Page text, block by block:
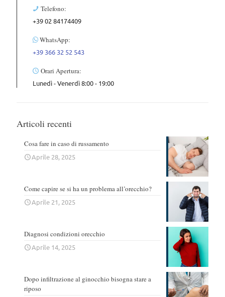
Telefono:
+39 02 84174409
WhatsApp:
+39 366 32 52 543
Orari Apertura:
Lunedì - Venerdì 8:00 - 19:00
Articoli recenti
Cosa fare in caso di russamento
Aprile 28, 2025
Come capire se si ha un problema all’orecchio?
Aprile 21, 2025
Diagnosi condizioni orecchio
Aprile 14, 2025
Dopo infiltrazione al ginocchio bisogna stare a
riposo